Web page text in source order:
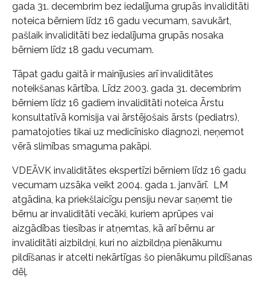
gada 31. decembrim bez iedalījuma grupās invaliditāti
noteica bērniem līdz 16 gadu vecumam, savukārt,
pašlaik invaliditāti bez iedalījuma grupās nosaka
bērniem līdz 18 gadu vecumam.
Tāpat gadu gaitā ir mainījusies arī invaliditātes
noteikšanas kārtība. Līdz 2003. gada 31. decembrim
bērniem līdz 16 gadiem invaliditāti noteica Ārstu
konsultatīvā komisija vai ārstējošais ārsts (pediatrs),
pamatojoties tikai uz medicīnisko diagnozi, neņemot
vērā slimības smaguma pakāpi.
VDEĀVK invaliditātes ekspertīzi bērniem līdz 16 gadu
vecumam uzsāka veikt 2004. gada 1. janvārī. LM
atgādina, ka priekšlaicīgu pensiju nevar saņemt tie
bērnu ar invaliditāti vecāki, kuriem aprūpes vai
aizgādības tiesības ir atņemtas, kā arī bērnu ar
invaliditāti aizbildņi, kuri no aizbildņa pienākumu
pildīšanas ir atcelti nekārtīgas šo pienākumu pildīšanas
dēļ.